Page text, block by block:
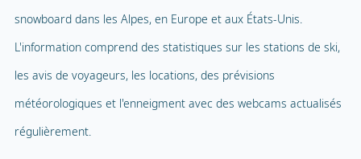
Parc d'aventure
Terrain de jeux
Mascotte
Piscine intérieure
Ballade en ballon
Tennis en salle
snowboard dans les Alpes, en Europe et aux États-Unis.
L'information comprend des statistiques sur les stations de ski,
les avis de voyageurs, les locations, des prévisions
météorologiques et l'enneigment avec des webcams actualisés
régulièrement.